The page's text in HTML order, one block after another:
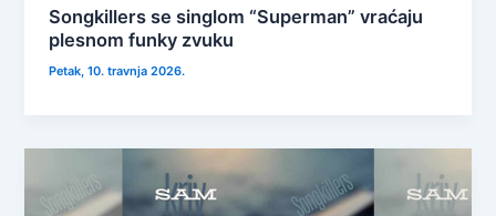
Songkillers se singlom “Superman” vraćaju
plesnom funky zvuku
Petak, 10. travnja 2026.